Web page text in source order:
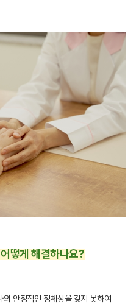
떻게 해결하나요?
안정적인 정체성을 갖지 못하여